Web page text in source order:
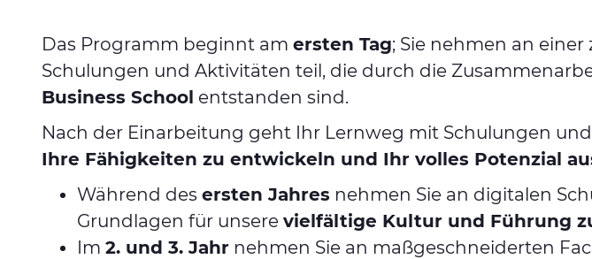
Das Programm beginnt am ersten Tag; Sie nehmen an
Schulungen und Aktivitäten teil, die durch die
Business School entstanden sind.
Nach der Einarbeitung geht Ihr Lernweg mit Schulungen
Ihre Fähigkeiten zu entwickeln und Ihr volles Potenzial
Während des ersten Jahres nehmen Sie an digitalen
Grundlagen für unsere vielfältige Kultur und Führung
Im 2. und 3. Jahr nehmen Sie an maßgeschneiderten